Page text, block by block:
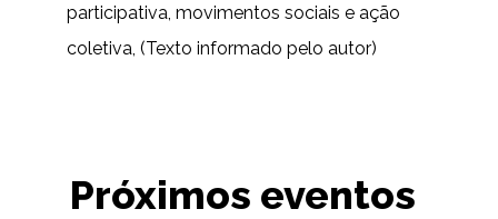
participativa, movimentos sociais e ação
coletiva, (Texto informado pelo autor)
Próximos eventos